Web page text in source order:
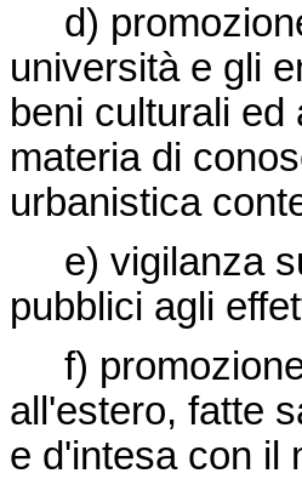
d)
università e gli
beni culturali
materia di
urbanistica
e) vigilanza
pubblici agli
f) promozione
all'estero, fatte
e d'intesa con il